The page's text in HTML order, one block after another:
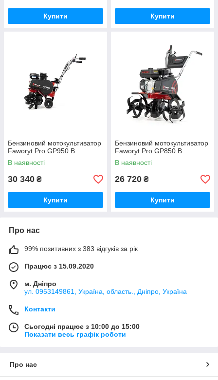
Купити Купити
Бензиновий мотокультиватор
Faworyt Pro GP950 B
В наявності
30 340 ₴
Купити
Бензиновий мотокультиватор
Faworyt Pro GP850 B
В наявності
26 720 ₴
Купити
Про нас
99% позитивних з 383 відгуків за рік
Працює з 15.09.2020
м. Дніпро
ул. 0953149861, Україна, область., Дніпро, Україна
Контакти
Сьогодні працює з 10:00 до 15:00
Показати весь графік роботи
Про нас